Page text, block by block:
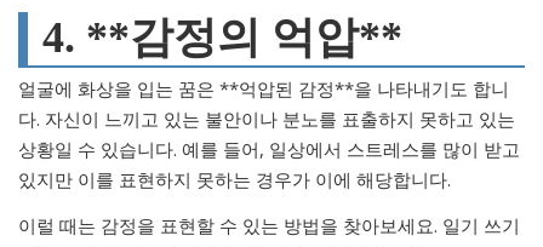
4. **감정의 억압**
얼굴에 화상을 입는 꿈은 **억압된 감정**을 나타내기도 합니
다. 자신이 느끼고 있는 불안이나 분노를 표출하지 못하고 있는
상황일 수 있습니다. 예를 들어, 일상에서 스트레스를 많이 받고
있지만 이를 표현하지 못하는 경우가 이에 해당합니다.
이럴 때는 감정을 표현할 수 있는 방법을 찾아보세요. 일기 쓰기